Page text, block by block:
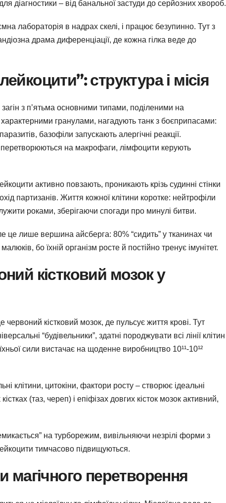
діагностики – від банальної застуди до серйозних хвороб.
лабораторія в надрах скелі, і працює безупинно. Тут з
драма диференціації, де кожна гілка веде до
структура і місія
з п’ятьма основними типами, поділеними на
гранулами, нагадують танк з боєприпасами:
базофіли запускають алергічні реакції.
на макрофаги, лімфоцити керують
активно повзають, проникають крізь судинні стінки
партизанів. Життя кожної клітини коротке: нейтрофіли
роками, зберігаючи спогади про минулі битви.
це лише вершина айсберга: 80% “сидить” у тканинах чи
бо їхній організм росте й постійно тренує імунітет.
кістковий мозок у
червоний кістковий мозок, де пульсує життя крові. Тут
“будівельники”, здатні породжувати всі лінії клітин
сили вистачає на щоденне виробництво 10¹¹-10¹²
клітини, цитокіни, фактори росту – створює ідеальні
(таз, череп) і епіфізах довгих кісток мозок активний,
на турборежим, вивільняючи незрілі форми з
тимчасово підвищуються.
магічного перетворення